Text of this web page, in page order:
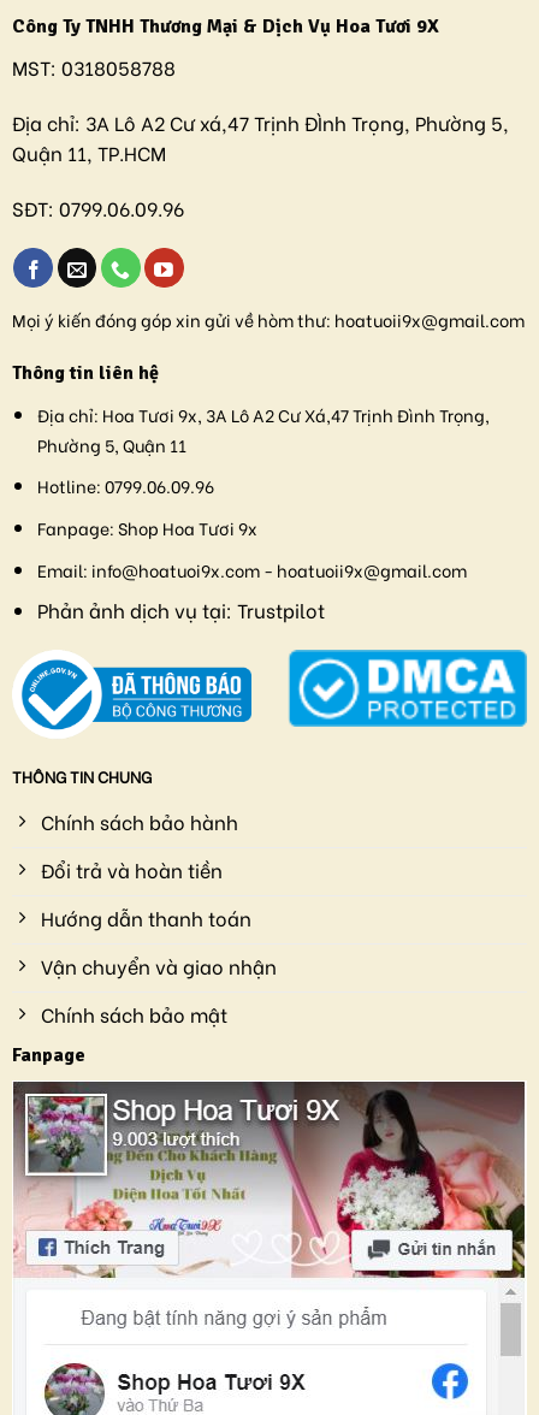
Công Ty TNHH Thương Mại & Dịch Vụ Hoa Tươi 9X
MST: 0318058788
Địa chỉ: 3A Lô A2 Cư xá,47 Trịnh ĐÌnh Trọng, Phường 5,
Quận 11, TP.HCM
SĐT: 0799.06.09.96
Mọi ý kiến đóng góp xin gửi về hòm thư: hoatuoii9x@gmail.com
Thông tin liên hệ
Địa chỉ: Hoa Tươi 9x, 3A Lô A2 Cư Xá,47 Trịnh Đình Trọng,
Phường 5, Quận 11
Hotline:0799.06.09.96
Fanpage:Shop Hoa Tươi 9x
Email: info@hoatuoi9x.com - hoatuoii9x@gmail.com
Phản ảnh dịch vụ tại: Trustpilot
THÔNG TIN CHUNG
Chính sách bảo hành
Đổi trả và hoàn tiền
Hướng dẫn thanh toán
Vận chuyển và giao nhận
Chính sách bảo mật
Fanpage